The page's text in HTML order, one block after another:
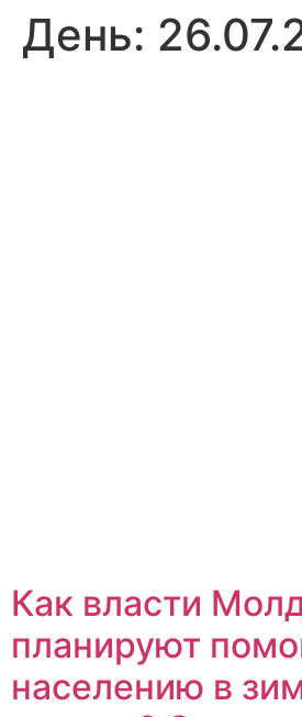
День:
Как власти
планируют
населению в